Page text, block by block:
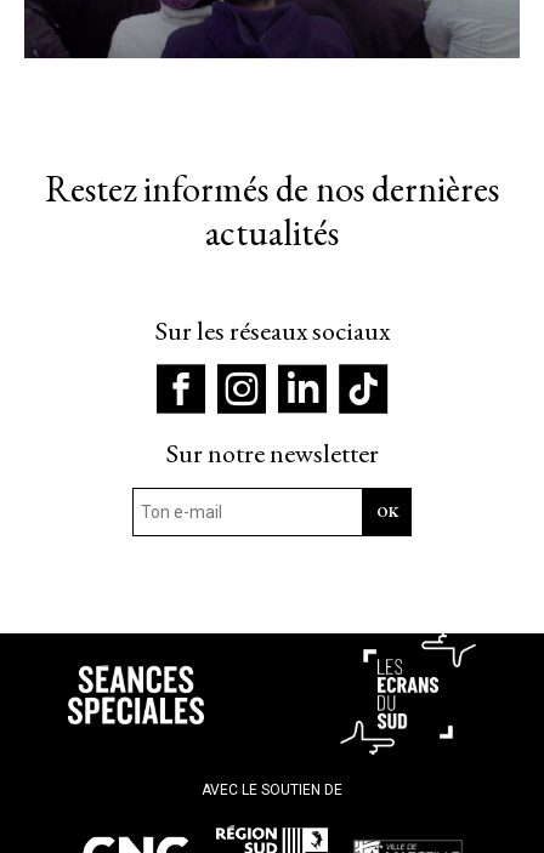
Restez informés de nos dernières
actualités
Sur les réseaux sociaux
Sur notre newsletter
AVEC LE SOUTIEN DE